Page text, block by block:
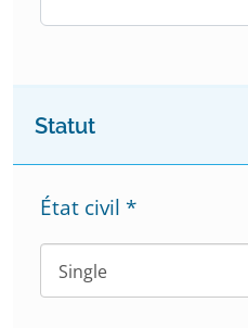
Statut
État civil *
Single